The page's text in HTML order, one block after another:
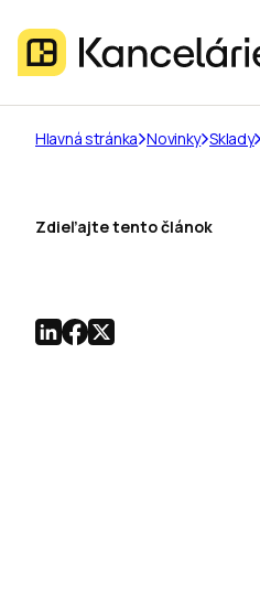
Hlavná stránka Novinky Sklady
Zdieľajte tento článok